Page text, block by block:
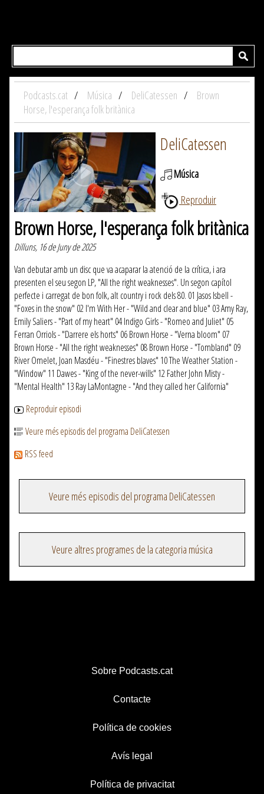
Podcasts.cat Música DeliCatessen
Brown
Horse, l'esperança folk britànica
DeliCatessen
Música
Reproduir
Brown Horse, l'esperança folk britànica
Dilluns, 16 de Juny de 2025
Van debutar amb un disc que va acaparar la atenció de la crítica, i ara
presenten el seu segon LP, "All the right weaknesses". Un segon capítol
perfecte i carregat de bon folk, alt country i rock dels 80. 01 Jasos Isbell -
"Foxes in the snow" 02 I'm With Her - "Wild and clear and blue" 03 Amy Ray,
Emily Saliers - "Part of my heart" 04 Indigo Girls - "Romeo and Juliet" 05
Ferran Orriols - "Darrere els horts" 06 Brown Horse - "Verna bloom" 07
Brown Horse - "All the right weaknesses" 08 Brown Horse - "Tombland" 09
River Omelet, Joan Masdéu - "Finestres blaves" 10 The Weather Station -
"Window" 11 Dawes - "King of the never-wills" 12 Father John Misty -
"Mental Health" 13 Ray LaMontagne - "And they called her California"
Reproduir episodi
Veure més episodis del programa DeliCatessen
RSS feed
Veure més episodis del programa DeliCatessen
Veure altres programes de la categoria música
Sobre Podcasts.cat
Contacte
Política de cookies
Avís legal
Política de privacitat